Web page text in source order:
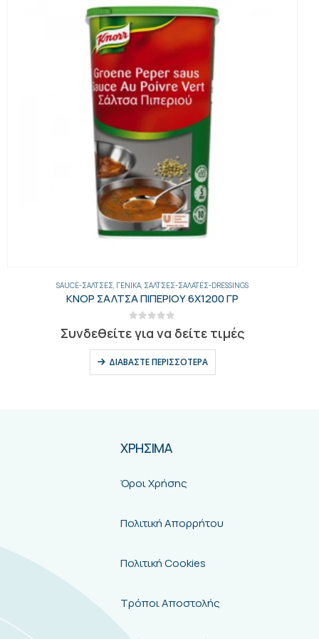
ΓΕΝΙΚΑ,ΞΎΔΙ-ΛΕΜΌΝΙ,ΣΆΛΤΣΕΣ-ΣΑΛΆΤΕΣ-DRESSINGS
ΧΥΜΟΣ ΛΕΜΟΝΙΟΥ 370 ΓΡ 30 ΤΕΜ
Συνδεθείτε για να δείτε τιμές
ΔΙΑΒΆΣΤΕ ΠΕΡΙΣΣΌΤΕΡΑ
ΧΡΗΣΙΜΑ
Όροι Χρήσης
Πολιτική Απορρήτου
Πολιτική Cookies
Τρόποι Αποστολής